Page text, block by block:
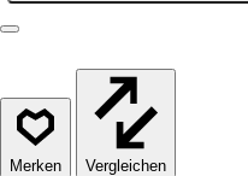
Vergleichen